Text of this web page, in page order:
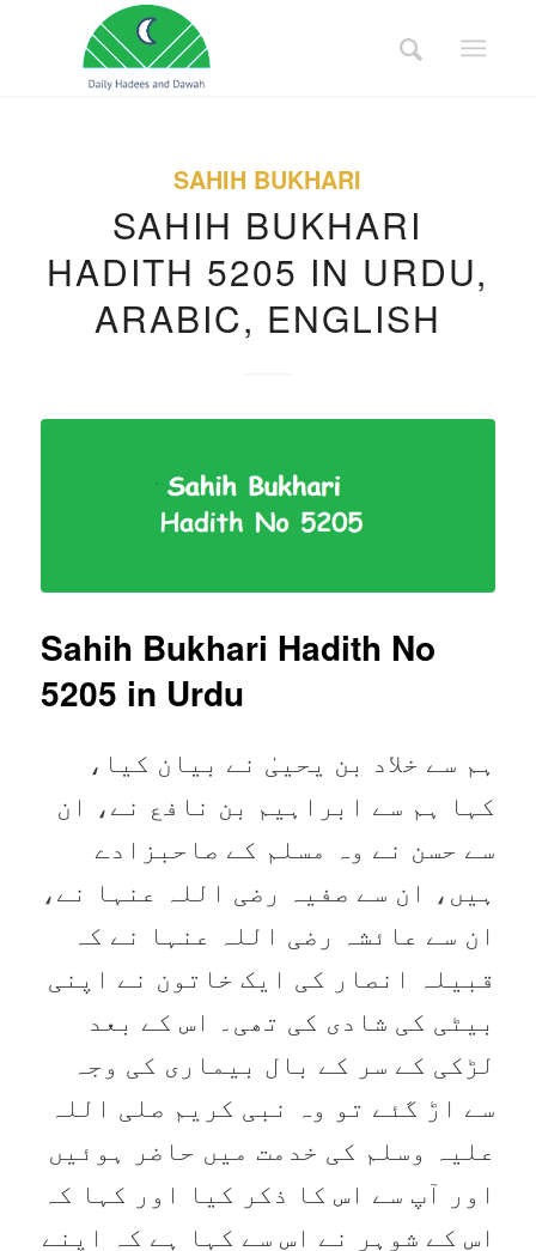
SAHIH BUKHARI
SAHIH BUKHARI
HADITH 5205 IN URDU,
ARABIC, ENGLISH
Sahih Bukhari Hadith No
5205 in Urdu
ہم سے خلاد بن یحییٰ نے بیان کیا،
کہا ہم سے ابراہیم بن نافع نے، ان
سے حسن نے وہ مسلم کے صاحبزادے
ہیں، ان سے صفیہ رضی اللہ عنہا نے،
ان سے عائشہ رضی اللہ عنہا نے کہ
قبیلہ انصار کی ایک خاتون نے اپنی
بیٹی کی شادی کی تھی۔ اس کے بعد
لڑکی کے سر کے بال بیماری کی وجہ
سے اڑ گئے تو وہ نبی کریم صلی اللہ
علیہ وسلم کی خدمت میں حاضر ہوئیں
اور آپ سے اس کا ذکر کیا اور کہا کہ
اس کے شوہر نے اس سے کہا ہے کہ اپنے